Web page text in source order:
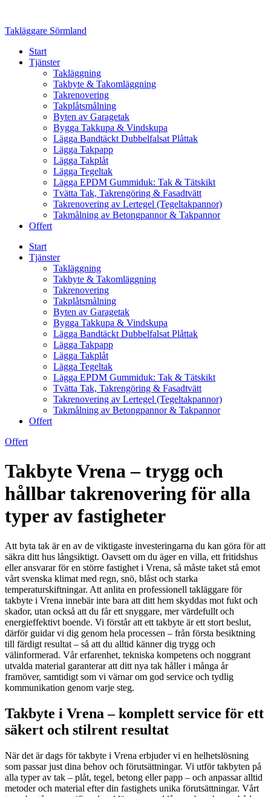
content
Takläggare Sörmland
Start
Tjänster
Takläggning
Takbyte & Takomläggning
Takrenovering
Takplåtsmålning
Byten av Garagetak
Bygga Takkupa & Vindskupa
Lägga Bandtäckt Dubbelfalsat Plåttak
Lägga Takpapp
Lägga Takplåt
Lägga Tegeltak
Lägga EPDM Gummiduk: Tak & Tätskikt
Tvätta Tak, Takrengöring & Fasadtvätt
Takrenovering av Lertegel (Tegeltakpannor)
Takmålning av Betongpannor & Takpannor
Offert
Start
Tjänster
Takläggning
Takbyte & Takomläggning
Takrenovering
Takplåtsmålning
Byten av Garagetak
Bygga Takkupa & Vindskupa
Lägga Bandtäckt Dubbelfalsat Plåttak
Lägga Takpapp
Lägga Takplåt
Lägga Tegeltak
Lägga EPDM Gummiduk: Tak & Tätskikt
Tvätta Tak, Takrengöring & Fasadtvätt
Takrenovering av Lertegel (Tegeltakpannor)
Takmålning av Betongpannor & Takpannor
Offert
Offert
Takbyte Vrena – trygg och
hållbar takrenovering för alla
typer av fastigheter
Att byta tak är en av de viktigaste investeringarna du kan göra för att
säkra ditt hus långsiktigt. Oavsett om du äger en villa, ett fritidshus
eller ansvarar för en större fastighet i Vrena, så måste taket stå emot
vårt svenska klimat med regn, snö, blåst och starka
temperaturskiftningar. Att anlita en professionell takläggare för
takbyte i Vrena innebär inte bara att ditt hem skyddas mot fukt och
skador, utan också att du får ett snyggare, mer värdefullt och
energieffektivt boende. Vi förstår att ett takbyte är ett stort beslut,
därför guidar vi dig genom hela processen – från första besiktning
till färdigt resultat – så att du alltid känner dig trygg och
välinformerad. Vår erfarenhet, tekniska kompetens och noggrant
utvalda material garanterar att ditt nya tak håller i många år
framöver, samtidigt som vi värnar om god service och tydlig
kommunikation genom varje steg.
Takbyte i Vrena – komplett service för ett
säkert och stilrent resultat
När det är dags för takbyte i Vrena erbjuder vi en helhetslösning
som passar just dina behov och förutsättningar. Vi utför takbyten på
alla typer av tak – plåt, tegel, betong eller papp – och anpassar alltid
metoder och material efter din fastighets unika förutsättningar. Vårt